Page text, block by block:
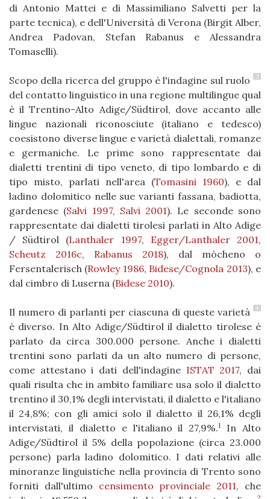
di Antonio Mattei e di Massimiliano Salvetti per la
parte tecnica), e dell'Università di Verona (Birgit Alber,
Andrea Padovan, Stefan Rabanus e Alessandra
Tomaselli).
3
Scopo della ricerca del gruppo è l'indagine sul ruolo
del contatto linguistico in una regione multilingue qual
è il Trentino-Alto Adige/Südtirol, dove accanto alle
lingue nazionali riconosciute (italiano e tedesco)
coesistono diverse lingue e varietà dialettali, romanze
e germaniche. Le prime sono rappresentate dai
dialetti trentini di tipo veneto, di tipo lombardo e di
tipo misto, parlati nell'area (Tomasini 1960), e dal
ladino dolomitico nelle sue varianti fassana, badiotta,
gardenese (Salvi 1997, Salvi 2001). Le seconde sono
rappresentate dai dialetti tirolesi parlati in Alto Adige
/ Südtirol (Lanthaler 1997, Egger/Lanthaler 2001,
Scheutz 2016c, Rabanus 2018), dal mòcheno o
Fersentalerisch (Rowley 1986, Bidese/Cognola 2013), e
dal cimbro di Luserna (Bidese 2010).
4
Il numero di parlanti per ciascuna di queste varietà
è diverso. In Alto Adige/Südtirol il dialetto tirolese è
parlato da circa 300.000 persone. Anche i dialetti
trentini sono parlati da un alto numero di persone,
come attestano i dati dell'indagine ISTAT 2017, dai
quali risulta che in ambito familiare usa solo il dialetto
trentino il 30,1% degli intervistati, il dialetto e l'italiano
il 24,8%; con gli amici solo il dialetto il 26,1% degli
intervistati, il dialetto e l'italiano il 27,9%.1
In Alto
Adige/Südtirol il 5% della popolazione (circa 23.000
persone) parla ladino dolomitico. I dati relativi alle
minoranze linguistiche nella provincia di Trento sono
forniti dall'ultimo censimento provinciale 2011, che